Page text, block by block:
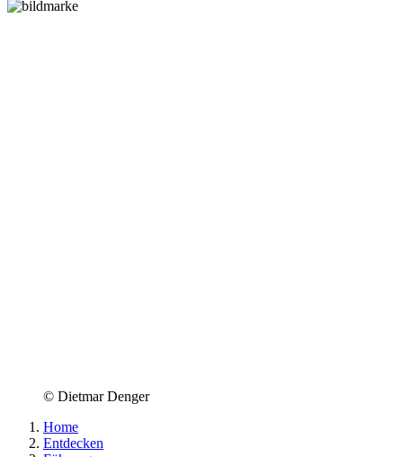
© Dietmar Denger
Home
Entdecken